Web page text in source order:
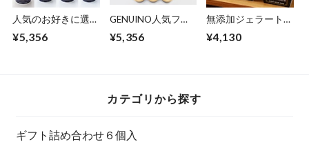
人気のお好きに選べ
個セット
¥5,356
GENUINO人気フレ
セット（プレミアム
抹茶各2個）
¥5,356
無添加ジェラート9
¥4,130
カテゴリから探す
ギフト詰め合わせ６個入